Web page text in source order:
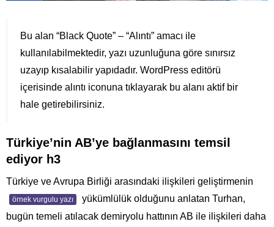
Bu alan “Black Quote” – “Alıntı” amacı ile
kullanılabilmektedir, yazı uzunluğuna göre sınırsız
uzayıp kısalabilir yapıdadır. WordPress editörü
içerisinde alıntı iconuna tıklayarak bu alanı aktif bir
hale getirebilirsiniz.
Türkiye’nin AB’ye bağlanmasını temsil
ediyor h3
Türkiye ve Avrupa Birliği arasındaki ilişkileri geliştirmenin
örnek vurgulu yazı
yükümlülük olduğunu anlatan Turhan,
bugün temeli atılacak demiryolu hattının AB ile ilişkileri daha